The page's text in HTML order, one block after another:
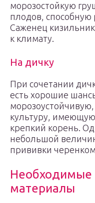
морозостойкую
плодов, способную
Саженец
к климату.
На дичку
При сочетании
есть хорошие
культуру,
крепкий корень.
небольшой
прививки
Необходимые
материалы